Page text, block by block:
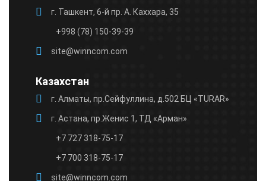
г. Ташкент, 6-й пр. А. Каххара, 35
+998 (78) 150-39-39
site@winncom.com
Казахстан
г. Алматы, пр.Сейфуллина, д.502 БЦ «TURAR»
г. Астана, пр.Женис 1, ТД «Арман»
+7 727 318-75-17
+7 700 318-75-17
site@winncom.com